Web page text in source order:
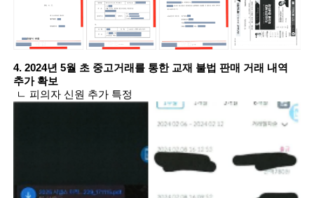
4. 2024년 5월 초 중고거래를 통한 교재 불법 판매 거래 내역
추가 확보
ㄴ 피의자 신원 추가 특정